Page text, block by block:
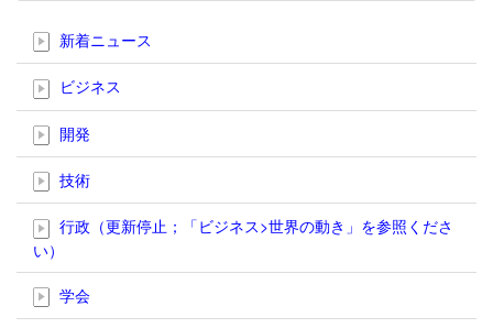
新着ニュース
ビジネス
開発
技術
行政（更新停止；「ビジネス>世界の動き」を参照くださ
い）
学会